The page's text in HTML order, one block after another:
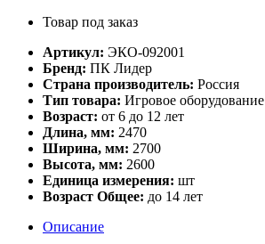
Товар под заказ
Артикул: ЭКО-092001
Бренд: ПК Лидер
Страна производитель: Россия
Тип товара: Игровое оборудование
Возраст: от 6 до 12 лет
Длина, мм: 2470
Ширина, мм: 2700
Высота, мм: 2600
Единица измерения: шт
Возраст Общее: до 14 лет
Описание